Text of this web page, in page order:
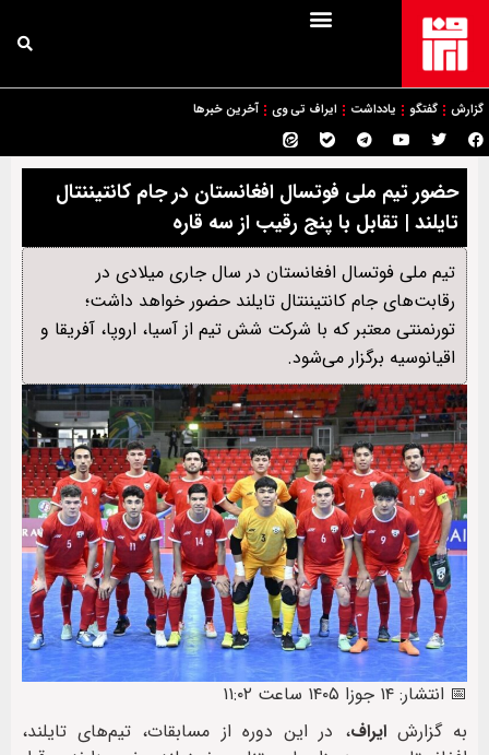
گزارش گفتگو یادداشت ایراف تی وی آخرین خبرها
حضور تیم ملی فوتسال افغانستان در جام کانتیننتال
تایلند | تقابل با پنج رقیب از سه قاره
تیم ملی فوتسال افغانستان در سال جاری میلادی در
رقابت‌های جام کانتیننتال تایلند حضور خواهد داشت؛
تورنمنتی معتبر که با شرکت شش تیم از آسیا، اروپا، آفریقا و
اقیانوسیه برگزار می‌شود.
📅 انتشار: ۱۴ جوزا ۱۴۰۵ ساعت ۱۱:۰۲
به گزارشایراف، در این دوره از مسابقات، تیم‌های تایلند،